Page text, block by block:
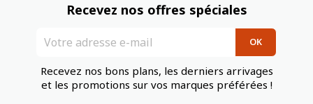
Recevez nos offres spéciales
Recevez nos bons plans, les derniers arrivages
et les promotions sur vos marques préférées !